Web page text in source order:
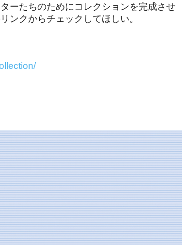
ーたちのために コレクションを完成させ
ンクからチェックしてほしい。